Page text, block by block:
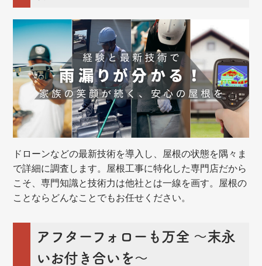
ドローンなどの最新技術を導入し、屋根の状態を隅々ま
で詳細に調査します。屋根工事に特化した専門店だから
こそ、専門知識と技術力は他社とは一線を画す。屋根の
ことならどんなことでもお任せください。
アフターフォローも万全 ～末永
いお付き合いを～